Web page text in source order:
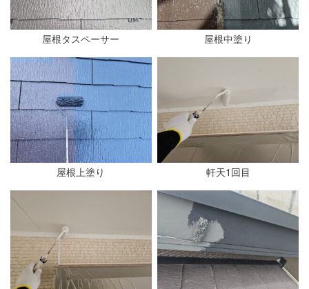
屋根タスペーサー 屋根中塗り
屋根上塗り 軒天1回目